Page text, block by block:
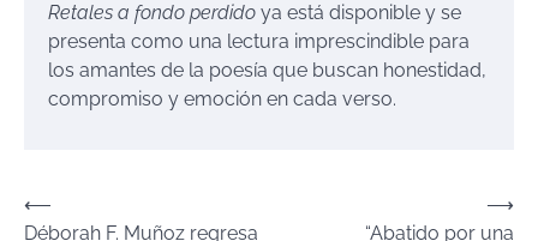
Retales a fondo perdido ya está disponible y se
presenta como una lectura imprescindible para
los amantes de la poesía que buscan honestidad,
compromiso y emoción en cada verso.
Navegación
⟵
Déborah F. Muñoz regresa
“Abatido por una
⟶